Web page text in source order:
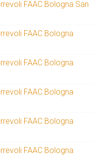
FAAC Bologna San
FAAC Bologna
FAAC Bologna
FAAC Bologna
FAAC Bologna
FAAC Bologna